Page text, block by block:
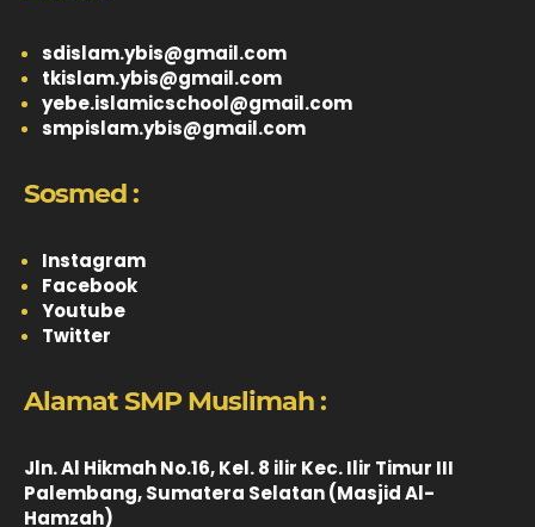
sdislam.ybis@gmail.com
tkislam.ybis@gmail.com
yebe.islamicschool@gmail.com
smpislam.ybis@gmail.com
Sosmed :
Instagram
Facebook
Youtube
Twitter
Alamat SMP Muslimah :
Jln. Al Hikmah No.16, Kel. 8 ilir Kec. Ilir Timur III
Palembang, Sumatera Selatan (Masjid Al-
Hamzah)